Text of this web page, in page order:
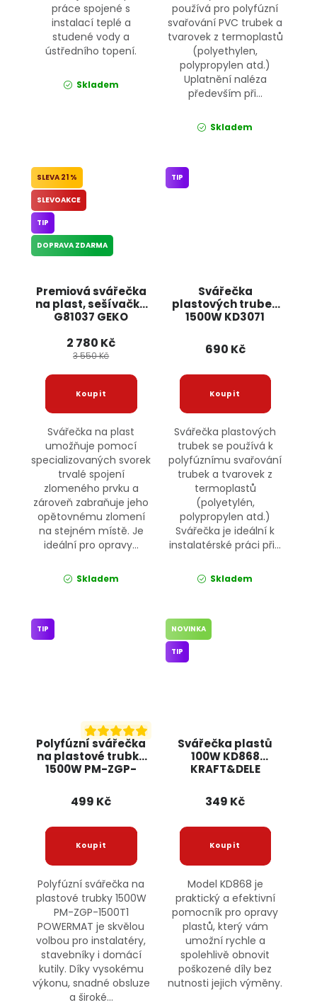
práce spojené s
instalací teplé a
studené vody a
ústředního topení.
Skladem
používá pro polyfúzní
svařování PVC trubek a
tvarovek z termoplastů
(polyethylen,
polypropylen atd.)
Uplatnění naléza
především při...
Skladem
Premiová svářečka
na plast, sešívačka
G81037 GEKO
21 %
SLEVOAKCE
TIP
DOPRAVA ZDARMA
2 780 Kč
3 550 Kč
Svářečka na plast
umožňuje pomocí
specializovaných svorek
trvalé spojení
zlomeného prvku a
zároveň zabraňuje jeho
opětovnému zlomení
na stejném místě. Je
ideální pro opravy...
Skladem
Svářečka
plastových trubek
1500W KD3071
TIP
690 Kč
Svářečka plastových
trubek se používá k
polyfúznímu svařování
trubek a tvarovek z
termoplastů
(polyetylén,
polypropylen atd.)
Svářečka je ideální k
instalatérské práci při...
Skladem
Polyfúzní svářečka
na plastové trubky
1500W PM-ZGP-
TIP
499 Kč
Polyfúzní svářečka na
plastové trubky 1500W
PM-ZGP-1500T1
POWERMAT je skvělou
volbou pro instalatéry,
stavebníky i domácí
kutily. Díky vysokému
výkonu, snadné obsluze
a široké...
Svářečka plastů
100W KD868
KRAFT&DELE
NOVINKA
TIP
349 Kč
Model KD868 je
praktický a efektivní
pomocník pro opravy
plastů, který vám
umožní rychle a
spolehlivě obnovit
poškozené díly bez
nutnosti jejich výměny.